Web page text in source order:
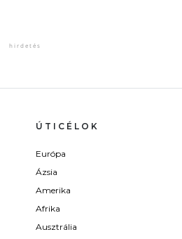
ÚTICÉLOK
Európa
Ázsia
Amerika
Afrika
Ausztrália